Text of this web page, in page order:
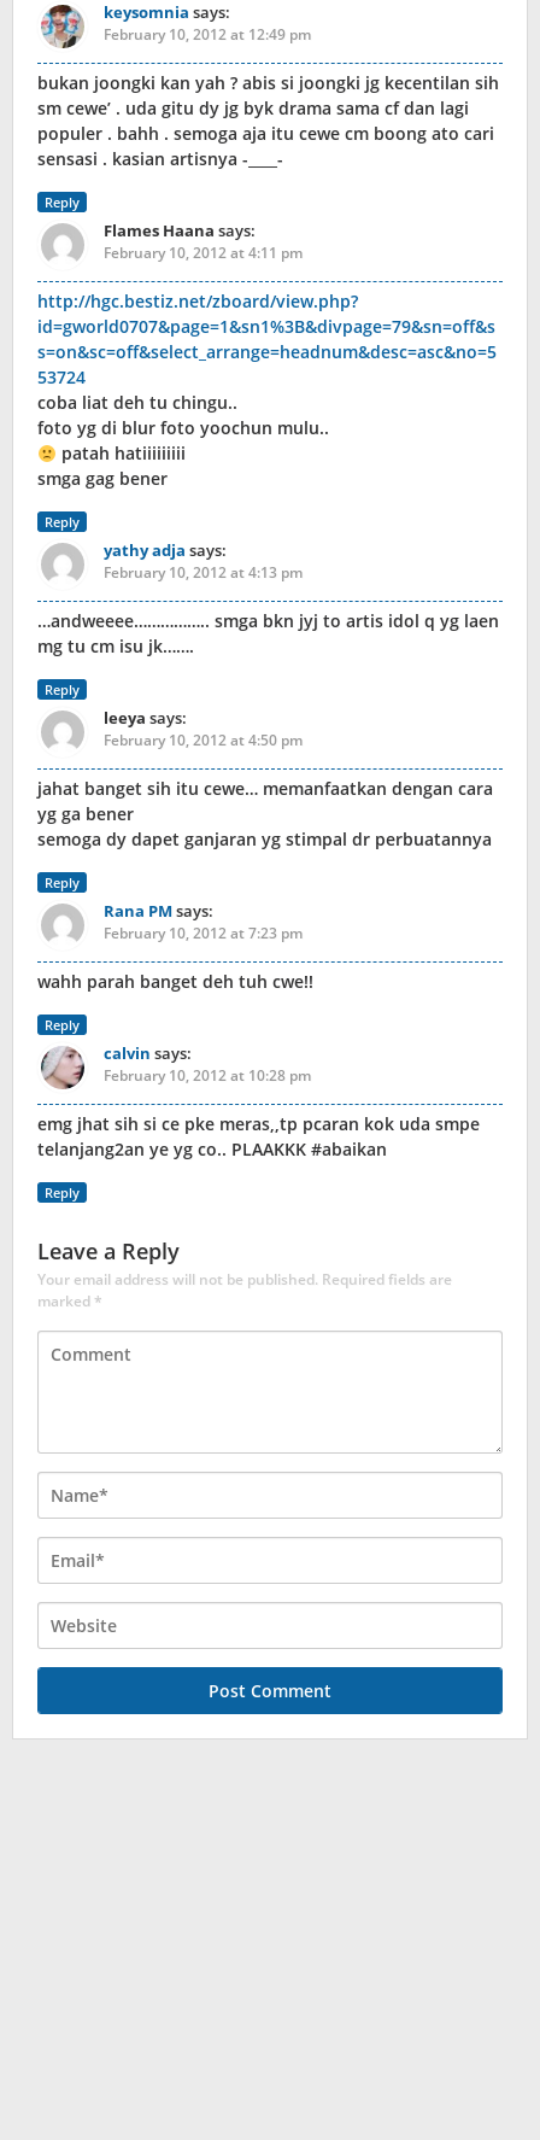
keysomnia says:
February 10, 2012 at 12:49 pm
bukan joongki kan yah ? abis si joongki jg kecentilan sih
sm cewe’ . uda gitu dy jg byk drama sama cf dan lagi
populer . bahh . semoga aja itu cewe cm boong ato cari
sensasi . kasian artisnya -____-
Reply
Flames Haana says:
February 10, 2012 at 4:11 pm
http://hgc.bestiz.net/zboard/view.php?
id=gworld0707&page=1&sn1%3B&divpage=79&sn=off&s
s=on&sc=off&select_arrange=headnum&desc=asc&no=5
53724
coba liat deh tu chingu..
foto yg di blur foto yoochun mulu..
patah hatiiiiiiiii
smga gag bener
Reply
yathy adja says:
February 10, 2012 at 4:13 pm
…andweeee…………….. smga bkn jyj to artis idol q yg laen
mg tu cm isu jk…….
Reply
leeya says:
February 10, 2012 at 4:50 pm
jahat banget sih itu cewe… memanfaatkan dengan cara
yg ga bener
semoga dy dapet ganjaran yg stimpal dr perbuatannya
Reply
Rana PMsays:
February 10, 2012 at 7:23 pm
wahh parah banget deh tuh cwe!!
Reply
calvin says:
February 10, 2012 at 10:28 pm
emg jhat sih si ce pke meras,,tp pcaran kok uda smpe
telanjang2an ye yg co.. PLAAKKK #abaikan
Reply
Leave a Reply
Your email address will not be published. Required fields are
marked*